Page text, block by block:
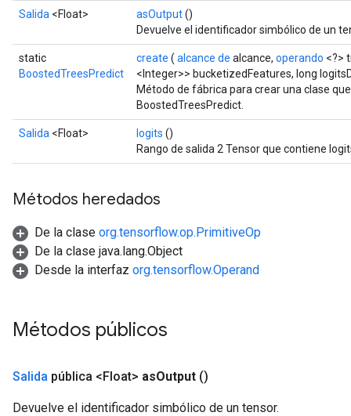
Salida <Float> asOutput()
Devuelve el identificador simbólico de un
static
BoostedTreesPredict
create ( alcance de alcance, operando <?>
<Integer>> bucketizedFeatures, long
Método de fábrica para crear una clase
BoostedTreesPredict.
Salida <Float> logits ()
Rango de salida 2 Tensor que contiene
Métodos heredados
De la clase org.tensorflow.op.PrimitiveOp
De la clase java.lang.Object
Desde la interfaz org.tensorflow.Operand
Métodos públicos
Salida pública <Float> asOutput ()
Devuelve el identificador simbólico de un tensor.